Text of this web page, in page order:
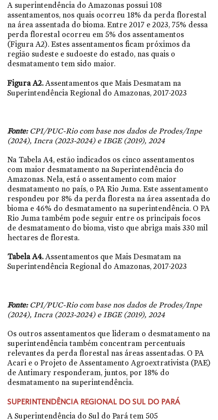
A superintendência do Amazonas possui 108
assentamentos, nos quais ocorreu 18% da perda florestal
na área assentada do bioma. Entre 2017 e 2023, 75% dessa
perda florestal ocorreu em 5% dos assentamentos
(Figura A2). Estes assentamentos ficam próximos da
região sudeste e sudoeste do estado, nas quais o
desmatamento tem sido maior.
Figura A2.Assentamentos que Mais Desmatam na
Superintendência Regional do Amazonas, 2017-2023
Fonte:CPI/PUC-Rio com base nos dados de Prodes/Inpe
(2024), Incra (2023-2024) e IBGE (2019), 2024
Na Tabela A4, estão indicados os cinco assentamentos
com maior desmatamento na Superintendência do
Amazonas. Nela, está o assentamento com maior
desmatamento no país, o PA Rio Juma. Este assentamento
respondeu por 8% da perda floresta na área assentada do
bioma e 46% do desmatamento na superintendência. O PA
Rio Juma também pode seguir entre os principais focos
de desmatamento do bioma, visto que abriga mais 330 mil
hectares de floresta.
Tabela A4.Assentamentos que Mais Desmatam na
Superintendência Regional do Amazonas, 2017-2023
Fonte:CPI/PUC-Rio com base nos dados de Prodes/Inpe
(2024), Incra (2023-2024) e IBGE (2019), 2024
Os outros assentamentos que lideram o desmatamento na
superintendência também concentram percentuais
relevantes da perda florestal nas áreas assentadas. O PA
Acari e o Projeto de Assentamento Agroextrativista (PAE)
de Antimary responderam, juntos, por 18% do
desmatamento na superintendência.
SUPERINTENDÊNCIA REGIONAL DO SUL DO PARÁ
A Superintendência do Sul do Pará tem 505